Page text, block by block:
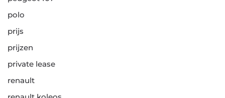
polo
prijs
prijzen
private lease
renault